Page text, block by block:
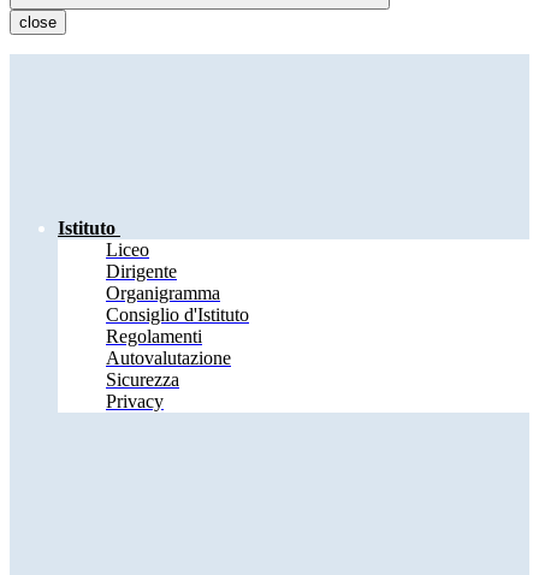
close
Istituto
Liceo
Dirigente
Organigramma
Consiglio d'Istituto
Regolamenti
Autovalutazione
Sicurezza
Privacy